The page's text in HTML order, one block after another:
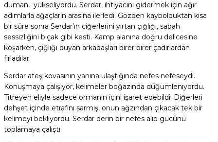
duman, yükseliyordu. Serdar, ihtiyacını gidermek için ağır
adımlarla ağaçların arasına ilerledi. Gözden kaybolduktan kısa
bir süre sonra Serdar’ın ciğerlerini yırtan çığlığı, sabah
sessizliğini bıçak gibi kesti. Kamp alanına doğru delicesine
koşarken, çığlığı duyan arkadaşları birer birer çadırlardan
fırladılar.
Serdar ateş kovasının yanına ulaştığında nefes nefeseydi.
Konuşmaya çalışıyor, kelimeler boğazında düğümleniyordu.
Titreyen eliyle sadece ormanın içini işaret edebildi. Diğerleri
dehşet içinde etrafını sarmış, onun ağzından çıkacak tek bir
kelimeyi bekliyordu. Serdar derin bir nefes alıp gücünü
toplamaya çalıştı.